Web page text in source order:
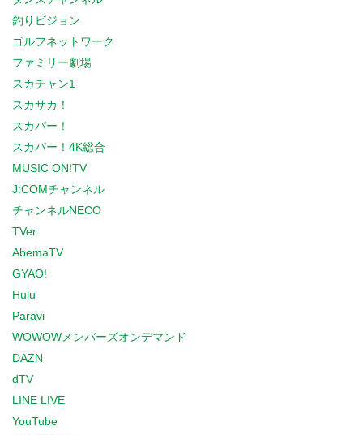
釣りビジョン
ゴルフネットワーク
ファミリー劇場
スカチャン1
スカサカ！
スカパー！
スカパー！4K総合
MUSIC ON!TV
J:COMチャンネル
チャンネルNECO
TVer
AbemaTV
GYAO!
Hulu
Paravi
WOWOWメンバーズオンデマンド
DAZN
dTV
LINE LIVE
YouTube